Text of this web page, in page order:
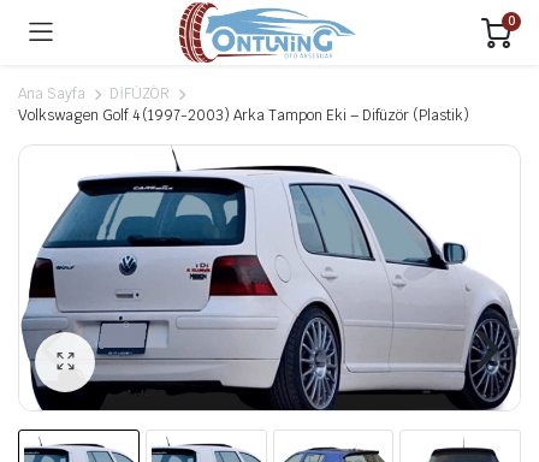
0
Ana Sayfa
DİFÜZÖR
Volkswagen Golf 4 (1997-2003) Arka Tampon Eki – Difüzör (Plastik)